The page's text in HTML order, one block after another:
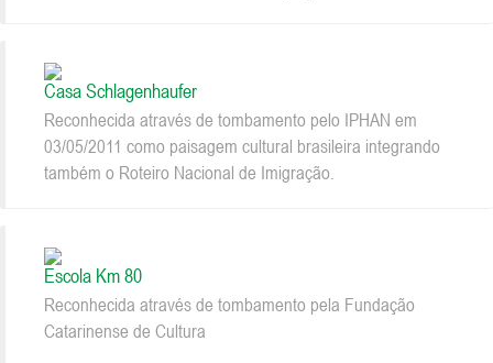
Casa Schlagenhaufer
Reconhecida através de tombamento pelo IPHAN em
03/05/2011 como paisagem cultural brasileira integrando
também o Roteiro Nacional de Imigração.
Escola Km 80
Reconhecida através de tombamento pela Fundação
Catarinense de Cultura